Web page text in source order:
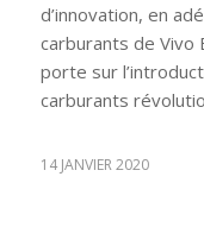
d’innovation, en
carburants de Vivo
porte sur
carburants
14 JANVIER 2020